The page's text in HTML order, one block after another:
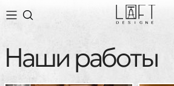
Наши работы